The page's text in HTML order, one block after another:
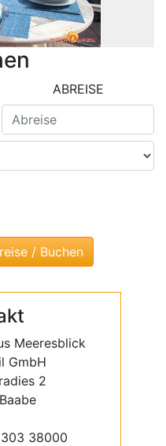
ABREISE
Meeresblick
GmbH
2
38000